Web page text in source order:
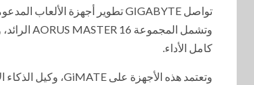
كامل الأداء.